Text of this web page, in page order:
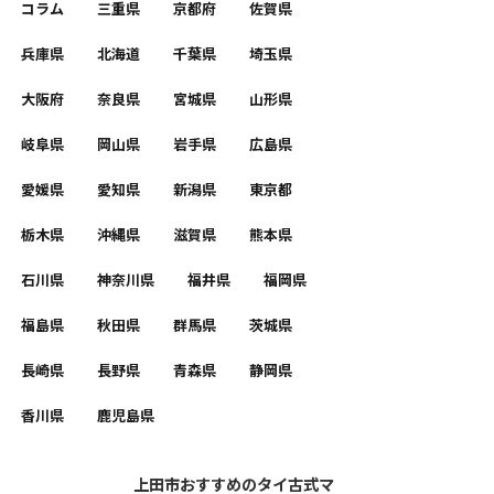
コラム 三重県 京都府 佐賀県
兵庫県 北海道 千葉県 埼玉県
大阪府 奈良県 宮城県 山形県
岐阜県 岡山県 岩手県 広島県
愛媛県 愛知県 新潟県 東京都
栃木県 沖縄県 滋賀県 熊本県
石川県 神奈川県 福井県 福岡県
福島県 秋田県 群馬県 茨城県
長崎県 長野県 青森県 静岡県
香川県 鹿児島県
上田市おすすめのタイ古式マ